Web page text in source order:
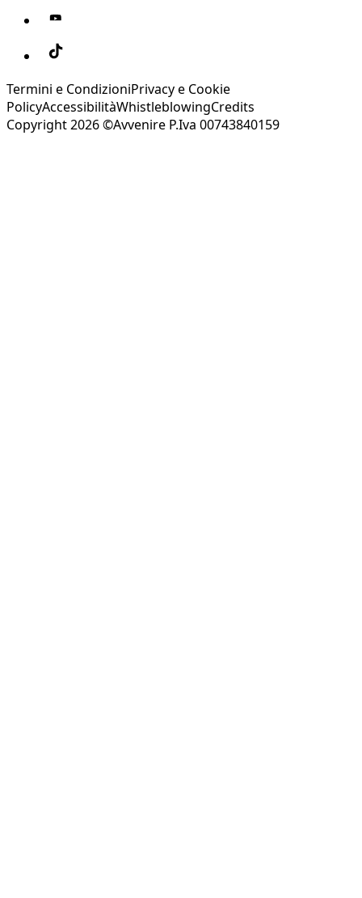
Termini e CondizioniPrivacy e Cookie
PolicyAccessibilitàWhistleblowingCredits
Copyright 2026 ©Avvenire P.Iva 00743840159